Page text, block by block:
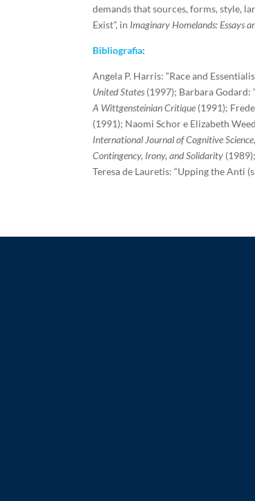
demands that sources, forms, style,
Exist”, in Imaginary Homelands: Essays
Bibliografia:
Angela P. Harris: “Race and
United States (1997); Barbara Godard:
A Wittgensteinian Critique (1991);
(1991); Naomi Schor e Elizabeth
International Journal of Cognitive Science
Contingency, Irony, and Solidarity
Teresa de Lauretis: “Upping the Anti